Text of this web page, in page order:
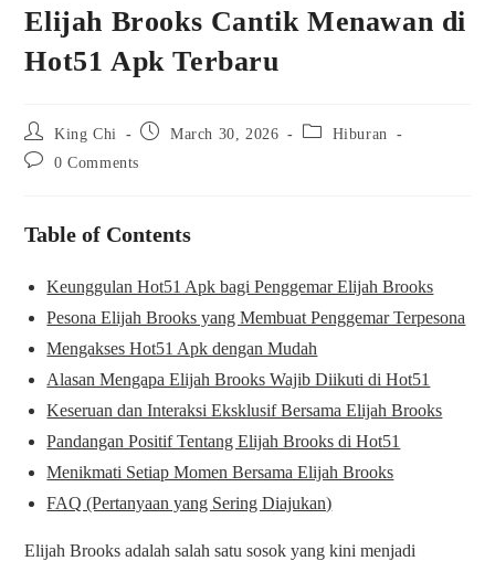
Elijah Brooks Cantik Menawan di
Hot51 Apk Terbaru
Post
author:
King Chi
Post March 30, 2026
Post
Hiburan
Post 0 Comments
Table of Contents
Keunggulan Hot51 Apk bagi Penggemar Elijah Brooks
Pesona Elijah Brooks yang Membuat Penggemar Terpesona
Mengakses Hot51 Apk dengan Mudah
Alasan Mengapa Elijah Brooks Wajib Diikuti di Hot51
Keseruan dan Interaksi Eksklusif Bersama Elijah Brooks
Pandangan Positif Tentang Elijah Brooks di Hot51
Menikmati Setiap Momen Bersama Elijah Brooks
FAQ (Pertanyaan yang Sering Diajukan)
Elijah Brooks adalah salah satu sosok yang kini menjadi